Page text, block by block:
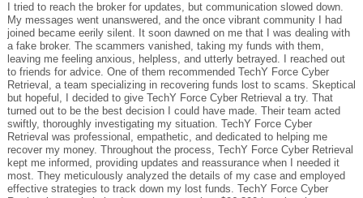
I tried to reach the broker for updates, but communication slowed down.
My messages went unanswered, and the once vibrant community I had
joined became eerily silent. It soon dawned on me that I was dealing with
a fake broker. The scammers vanished, taking my funds with them,
leaving me feeling anxious, helpless, and utterly betrayed. I reached out
to friends for advice. One of them recommended TechY Force Cyber
Retrieval, a team specializing in recovering funds lost to scams. Skeptical
but hopeful, I decided to give TechY Force Cyber Retrieval a try. That
turned out to be the best decision I could have made. Their team acted
swiftly, thoroughly investigating my situation. TechY Force Cyber
Retrieval was professional, empathetic, and dedicated to helping me
recover my money. Throughout the process, TechY Force Cyber Retrieval
kept me informed, providing updates and reassurance when I needed it
most. They meticulously analyzed the details of my case and employed
effective strategies to track down my lost funds. TechY Force Cyber